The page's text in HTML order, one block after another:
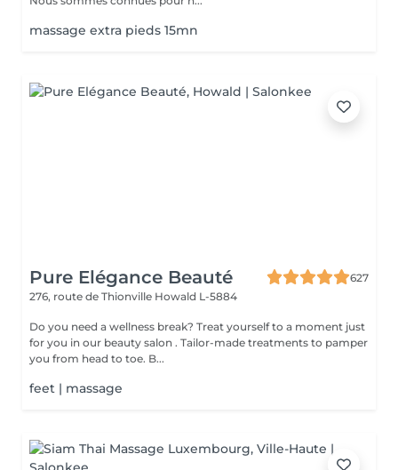
massage extra pieds 15mn
Pure Elégance Beauté
627
276, route de Thionville Howald L-5884
Do you need a wellness break? Treat yourself to a moment just
for you in our beauty salon . Tailor-made treatments to pamper
you from head to toe. B...
feet | massage